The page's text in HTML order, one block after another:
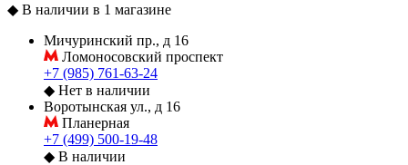
◆ В наличии в 1 магазине
Мичуринский пр., д 16
Ломоносовский проспект
+7 (985) 761-63-24
◆ Нет в наличии
Воротынская ул., д 16
Планерная
+7 (499) 500-19-48
◆ В наличии